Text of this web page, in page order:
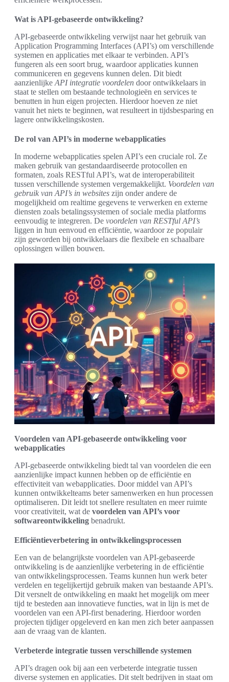
Wat is API-gebaseerde ontwikkeling?
API-gebaseerde ontwikkeling verwijst naar het gebruik van
Application Programming Interfaces (API’s) om verschillende
systemen en applicaties met elkaar te verbinden. API’s
fungeren als een soort brug, waardoor applicaties kunnen
communiceren en gegevens kunnen delen. Dit biedt
aanzienlijke API integratie voordelen door ontwikkelaars in
staat te stellen om bestaande technologieën en services te
benutten in hun eigen projecten. Hierdoor hoeven ze niet
vanuit het niets te beginnen, wat resulteert in tijdsbesparing en
lagere ontwikkelingskosten.
De rol van API’s in moderne webapplicaties
In moderne webapplicaties spelen API’s een cruciale rol. Ze
maken gebruik van gestandaardiseerde protocollen en
formaten, zoals RESTful API’s, wat de interoperabiliteit
tussen verschillende systemen vergemakkelijkt. Voordelen van
gebruik van API’s in websites zijn onder andere de
mogelijkheid om realtime gegevens te verwerken en externe
diensten zoals betalingssystemen of sociale media platforms
eenvoudig te integreren. De voordelen van RESTful API’s
liggen in hun eenvoud en efficiëntie, waardoor ze populair
zijn geworden bij ontwikkelaars die flexibele en schaalbare
oplossingen willen bouwen.
Voordelen van API-gebaseerde ontwikkeling voor
webapplicaties
API-gebaseerde ontwikkeling biedt tal van voordelen die een
aanzienlijke impact kunnen hebben op de efficiëntie en
effectiviteit van webapplicaties. Door middel van API’s
kunnen ontwikkelteams beter samenwerken en hun processen
optimaliseren. Dit leidt tot snellere resultaten en meer ruimte
voor creativiteit, wat de voordelen van API’s voor
softwareontwikkeling benadrukt.
Efficiëntieverbetering in ontwikkelingsprocessen
Een van de belangrijkste voordelen van API-gebaseerde
ontwikkeling is de aanzienlijke verbetering in de efficiëntie
van ontwikkelingsprocessen. Teams kunnen hun werk beter
verdelen en tegelijkertijd gebruik maken van bestaande API’s.
Dit versnelt de ontwikkeling en maakt het mogelijk om meer
tijd te besteden aan innovatieve functies, wat in lijn is met de
voordelen van een API-first benadering. Hierdoor worden
projecten tijdiger opgeleverd en kan men zich beter aanpassen
aan de vraag van de klanten.
Verbeterde integratie tussen verschillende systemen
API’s dragen ook bij aan een verbeterde integratie tussen
diverse systemen en applicaties. Dit stelt bedrijven in staat om